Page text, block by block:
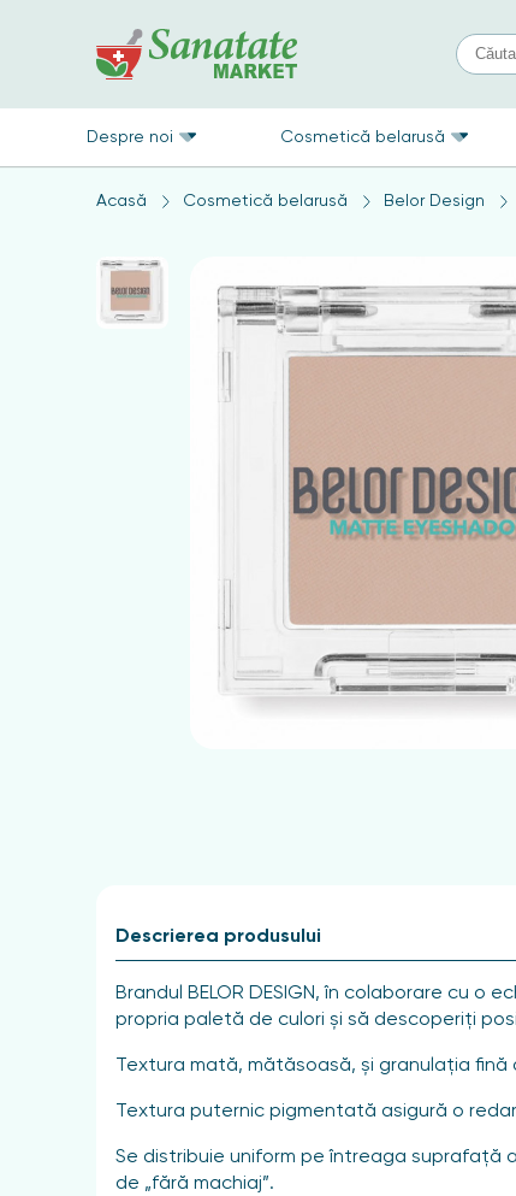
Despre noi Cosmetică belarusă
Acasă Cosmetică belarusă Belor Design
Descrierea produsului
Brandul BELOR DESIGN, în colaborare cu
propria paletă de culori și să descoperiți
Textura mată, mătăsoasă, și granulația
Textura puternic pigmentată asigură o
Se distribuie uniform pe întreaga suprafață
de „fără machiaj”.